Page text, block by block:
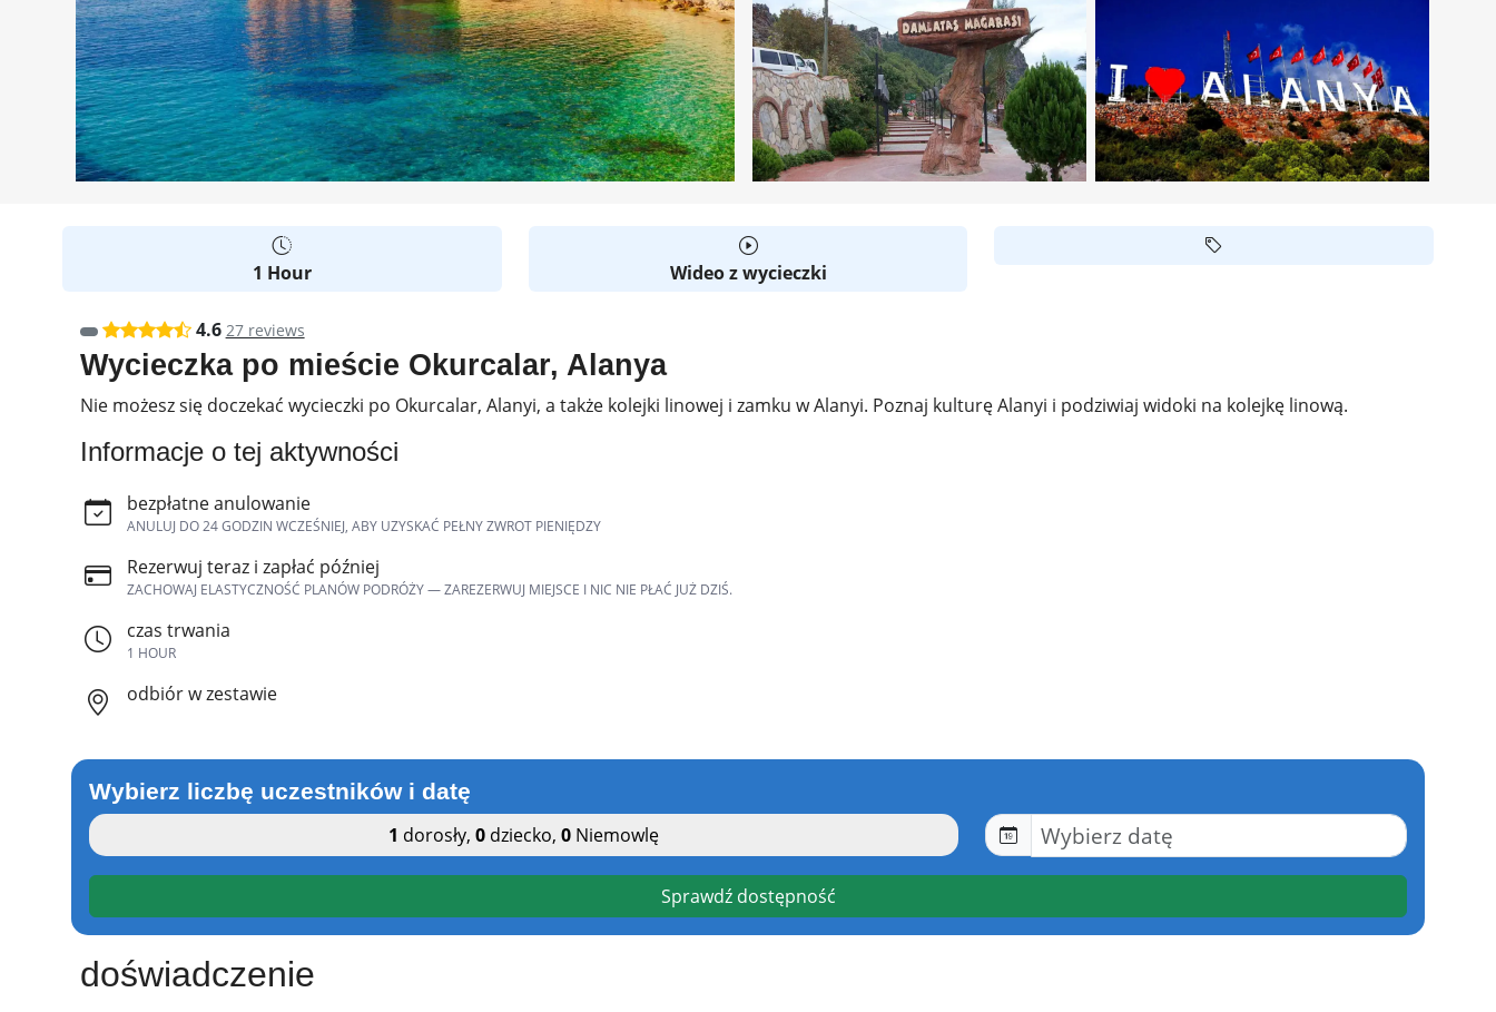
1 Hour Wideo z wycieczki
4.6 27 reviews
Wycieczka po mieście Okurcalar, Alanya
Nie możesz się doczekać wycieczki po Okurcalar, Alanyi, a także kolejki linowej i zamku w Alanyi. Poznaj kulturę Alanyi i podziwiaj widoki na kolejkę linową.
Informacje o tej aktywności
bezpłatne anulowanie
ANULUJ DO 24 GODZIN WCZEŚNIEJ, ABY UZYSKAĆ PEŁNY ZWROT PIENIĘDZY
Rezerwuj teraz i zapłać później
ZACHOWAJ ELASTYCZNOŚĆ PLANÓW PODRÓŻY — ZAREZERWUJ MIEJSCE I NIC NIE PŁAĆ JUŻ DZIŚ.
czas trwania
1 HOUR
odbiór w zestawie
Wybierz liczbę uczestników i datę
1 dorosły,0 dziecko,0 Niemowlę
Sprawdź dostępność
doświadczenie